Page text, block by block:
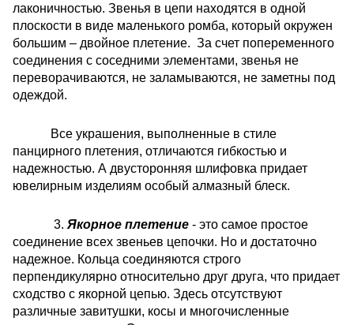
лаконичностью. Звенья в цепи находятся в одной
плоскости в виде маленького ромба, который окружен
большим – двойное плетение. За счет попеременного
соединения с соседними элементами, звенья не
переворачиваются, не заламываются, не заметны под
одеждой.
Все украшения, выполненные в стиле
панцирного плетения, отличаются гибкостью и
надежностью. А двусторонняя шлифовка придает
ювелирным изделиям особый алмазный блеск.
3. Якорное плетение - это самое простое
соединение всех звеньев цепочки. Но и достаточно
надежное. Кольца соединяются строго
перпендикулярно относительно друг друга, что придает
сходство с якорной цепью. Здесь отсутствуют
различные завитушки, косы и многочисленные